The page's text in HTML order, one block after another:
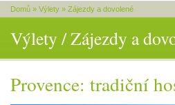
Domů » Výlety » Zájezdy a dovolené
Výlety / Zájezdy a
Provence: tradiční